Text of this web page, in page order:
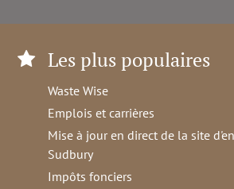
Les plus populaires
Waste Wise
Emplois et carrières
Mise à jour en direct de la site
Sudbury
Impôts fonciers